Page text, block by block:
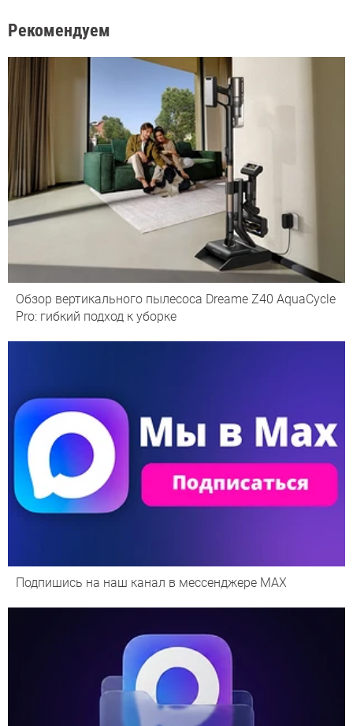
Рекомендуем
Обзор вертикального пылесоса Dreame Z40 AquaCycle
Pro: гибкий подход к уборке
Подпишись на наш канал в мессенджере МАХ